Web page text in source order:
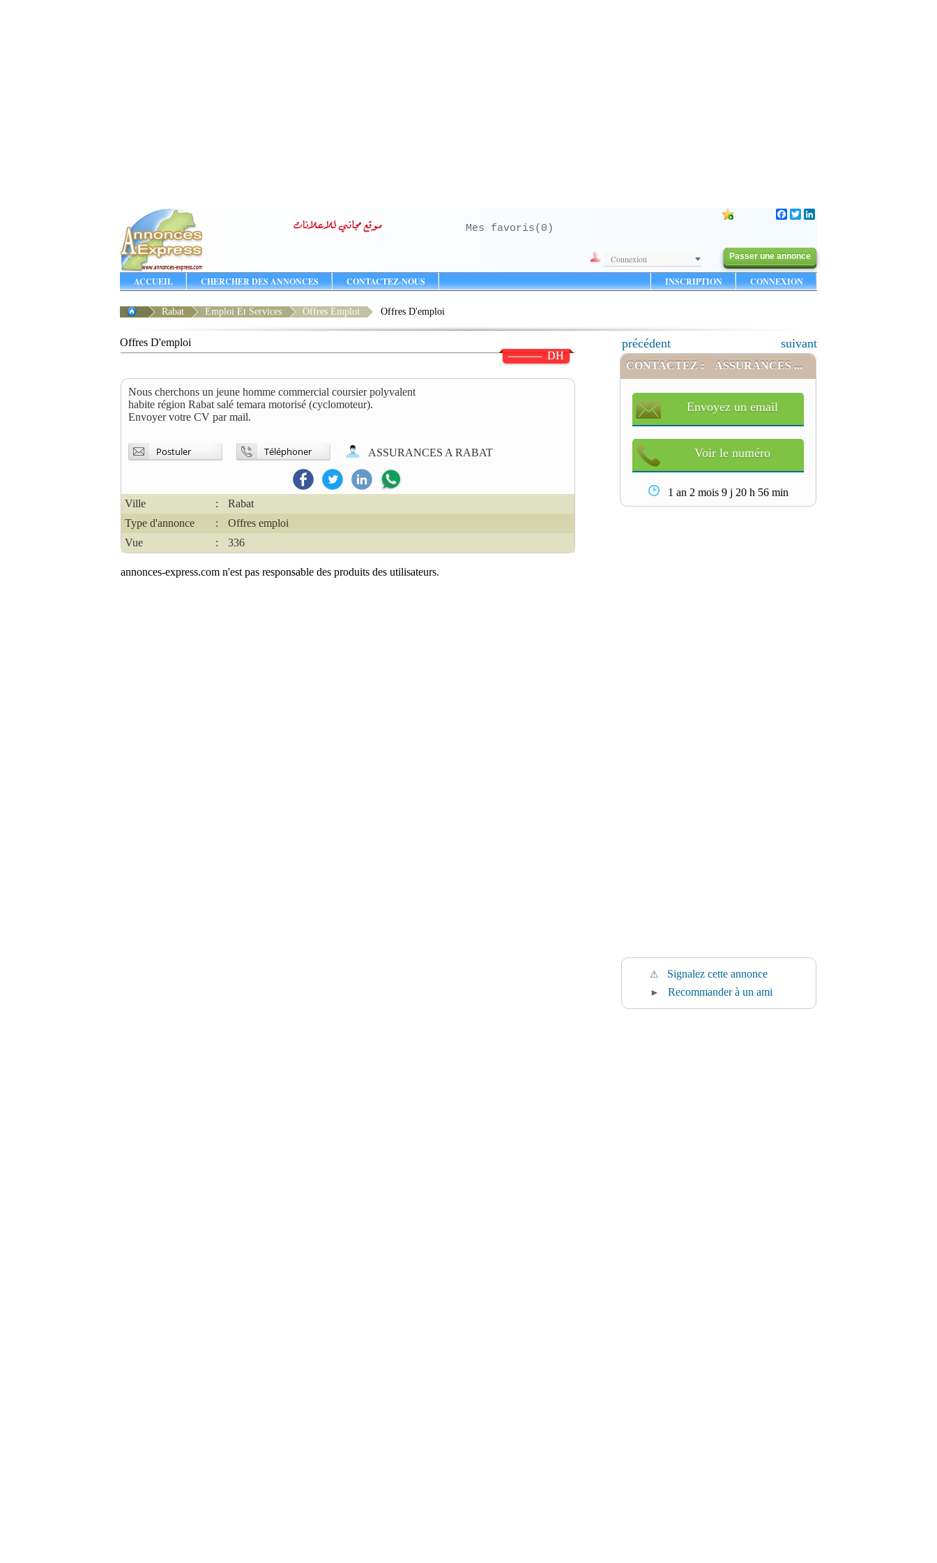
Mes favoris( 0 )
Connexion
Facebook
Twitter
Passer une annonce
ACCUEIL CHERCHER DES ANNONCES CONTACTEZ-NOUS CONNEXION
INSCRIPTION
Rabat Emploi Et Services Offres Emploi Offres D'emploi
Offres D'emploi précédent suivant
——— DH
Nous cherchons un jeune homme commercial coursier polyvalent
habite région Rabat salé temara motorisé (cyclomoteur).
Envoyer votre CV par mail.
Postuler Téléphoner ASSURANCES A RABAT
Ville :
Rabat
Type d'annonce
:
Offres emploi
Vue
: 336
annonces-express.com n'est pas responsable des produits des utilisateurs.
CONTACTEZ : ASSURANCES ...
Envoyez un email
Voir le numéro
1 an 2 mois 9 j 20 h 56 min
⚠ Signalez cette annonce
► Recommander à un ami